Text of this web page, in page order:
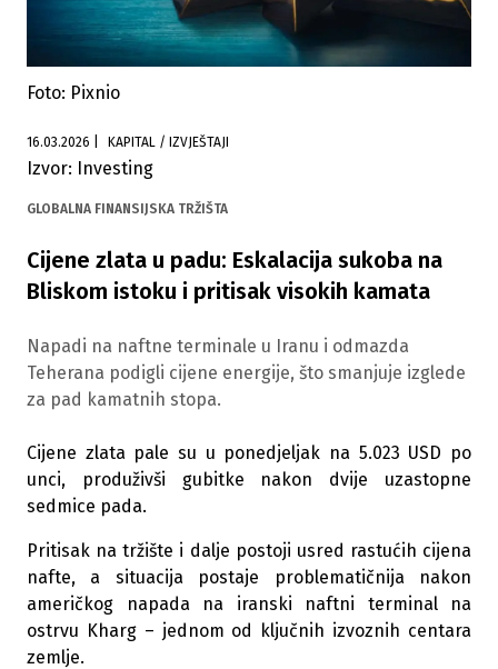
Foto: Pixnio
16.03.2026 KAPITAL / IZVJEŠTAJI
Izvor: Investing
GLOBALNA FINANSIJSKA TRŽIŠTA
Cijene zlata u padu: Eskalacija sukoba na
Bliskom istoku i pritisak visokih kamata
Napadi na naftne terminale u Iranu i odmazda
Teherana podigli cijene energije, što smanjuje izglede
za pad kamatnih stopa.
Cijene zlata pale su u ponedjeljak na 5.023 USD po
unci, produživši gubitke nakon dvije uzastopne
sedmice pada.
Pritisak na tržište i dalje postoji usred rastućih cijena
nafte, a situacija postaje problematičnija nakon
američkog napada na iranski naftni terminal na
ostrvu Kharg – jednom od ključnih izvoznih centara
zemlje.